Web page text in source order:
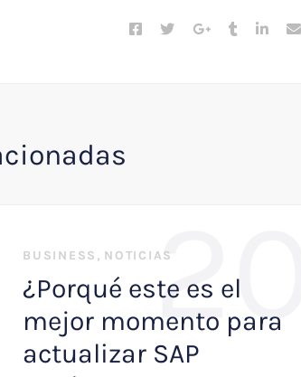
20
BUSINESS , NOTICIAS
¿Porqué este es el
mejor momento para
actualizar SAP